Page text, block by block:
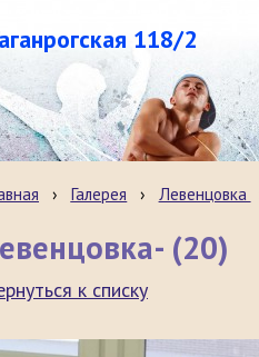
118/2
› Галерея › Левенцовка
(20)
к списку